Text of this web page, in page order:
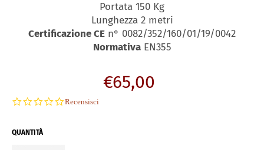
Portata 150 Kg
Lunghezza 2 metri
Certificazione CE n° 0082/352/160/01/19/0042
NormativaEN355
Prezzo
€65,00
0.0
Recensisci
QUANTITÀ